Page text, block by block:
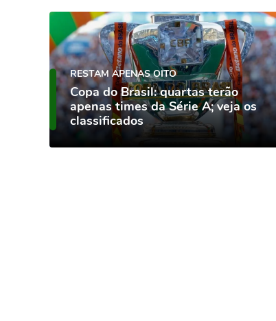
RESTAM APENAS OITO
Copa do Brasil: quartas terão
apenas times da Série A; veja os
classificados